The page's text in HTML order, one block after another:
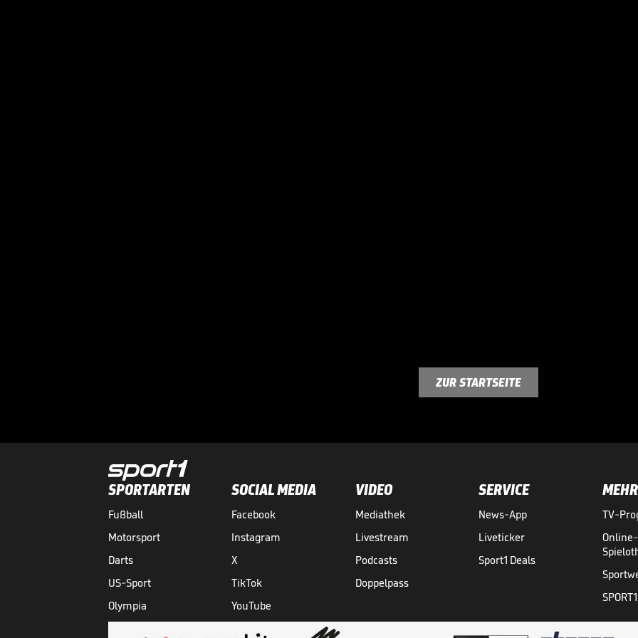
ZUR STARTSEITE
SPORTARTEN
Fußball
Motorsport
Darts
US-Sport
Olympia
SOCIAL MEDIA
Facebook
Instagram
X
TikTok
YouTube
VIDEO
Mediathek
Livestream
Podcasts
Doppelpass
SERVICE
News-App
Liveticker
Sport1 Deals
MEHR
TV-